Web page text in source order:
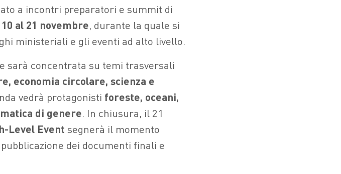
a incontri preparatori e summit di
al 21 novembre, durante la quale si
ministeriali e gli eventi ad alto livello.
sarà concentrata su temi trasversali
economia circolare, scienza e
vedrà protagonisti foreste, oceani,
di genere. In chiusura, il 21
Level Event segnerà il momento
dei documenti finali e